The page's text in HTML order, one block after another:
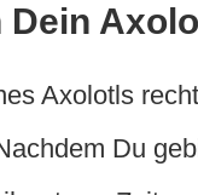
Dein
Axolotls
Du